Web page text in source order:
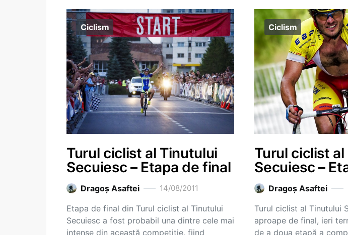
Ciclism
Turul ciclist al Tinutului
Secuiesc – Etapa de final
Dragoş Asaftei 14/08/2011
Etapa de final din Turul ciclist al Tinutului
Secuiesc a fost probabil una dintre cele mai
intense din această competiție, fiind
Ciclism
Turul ciclist
Secuiesc –
Dragoş Asaftei
Turul ciclist al Tinutului
aproape de final, ieri
de a doua etapă a